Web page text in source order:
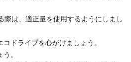
際は、適正量を使用するようにしまし
ドライブを心がけましょう。
。